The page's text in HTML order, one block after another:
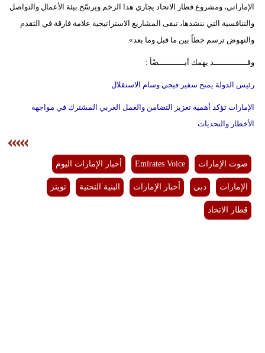
الإماراتي، ومشروع قطار الاتحاد يجاري هذا الزخم ويرسّخ بيئة الأعمال والتواصل
والتنافسية التي ننشدها، تبقى المشاريع الاستراتيجية علامة فارقة في التقدم
والنهوض ترسم خطاً بين ما قبل وما بعد».
وقــــــــــــــد يهمك أيـــــــــــضًأ :
رئيس الدولة يمنح سفير فيجي وسام الاستقلال
الإمارات تؤكد أهمية تعزيز التضامن والعمل العربي المشترك في مواجهة
الأخطار والتحديات
صوت الإمارات Emirates Voice أخبار الإمارات اليوم
الإمارات دبي أخبار الإمارات البنية التحتية تويتر
قطار الاتحاد